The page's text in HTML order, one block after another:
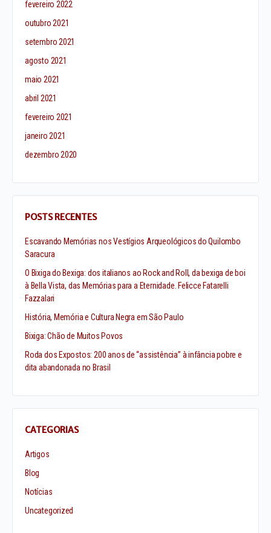
fevereiro 2022
outubro 2021
setembro 2021
agosto 2021
maio 2021
abril 2021
fevereiro 2021
janeiro 2021
dezembro 2020
POSTS RECENTES
Escavando Memórias nos Vestígios Arqueológicos do Quilombo
Saracura
O Bixiga do Bexiga: dos italianos ao Rock and Roll, da bexiga de boi
à Bella Vista, das Memórias para a Eternidade. Felicce Fatarelli
Fazzalari
História, Memória e Cultura Negra em São Paulo
Bixiga: Chão de Muitos Povos
Roda dos Expostos: 200 anos de “assistência” à infância pobre e
dita abandonada no Brasil
CATEGORIAS
Artigos
Blog
Notícias
Uncategorized